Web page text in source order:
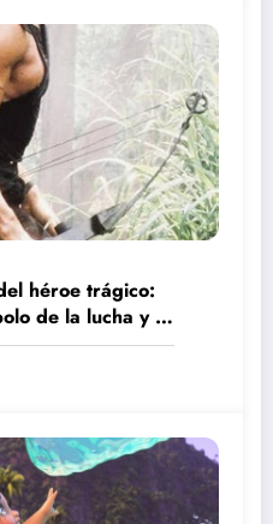
héroe trágico:
de la lucha y la